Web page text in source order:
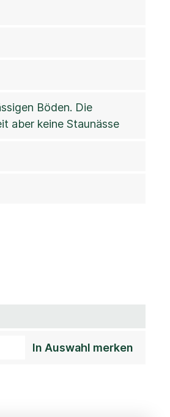
Böden. Die
aber keine Staunässe
In Auswahl merken